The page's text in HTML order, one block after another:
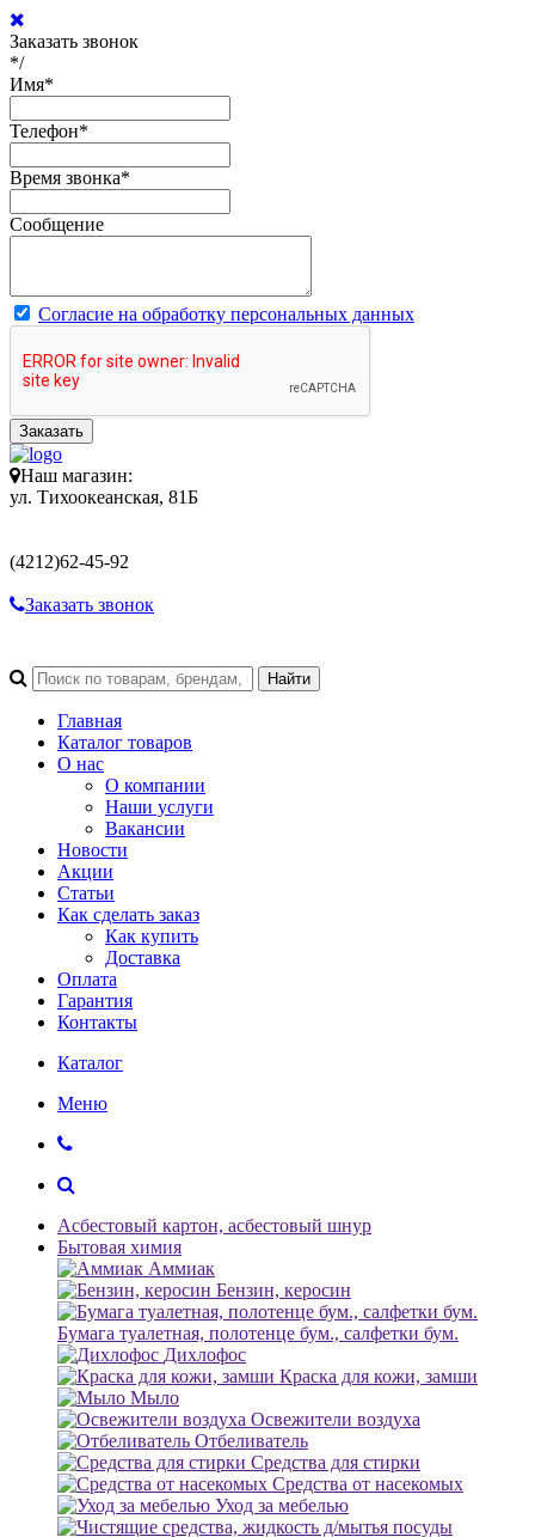
Заказать звонок
*/
Имя*
Телефон*
Время звонка*
Сообщение
Согласие на обработку персональных данных
Заказать
Наш магазин:
ул. Тихоокеанская, 81Б
(4212)62-45-92
Заказать звонок
Главная
Каталог товаров
О нас
О компании
Наши услуги
Вакансии
Новости
Акции
Статьи
Как сделать заказ
Как купить
Доставка
Оплата
Гарантия
Контакты
Каталог
Меню
Асбестовый картон, асбестовый шнур
Бытовая химия
Аммиак
Бензин, керосин
Бумага туалетная, полотенце бум., салфетки бум.
Дихлофос
Краска для кожи, замши
Мыло
Освежители воздуха
Отбеливатель
Средства для стирки
Средства от насекомых
Уход за мебелью